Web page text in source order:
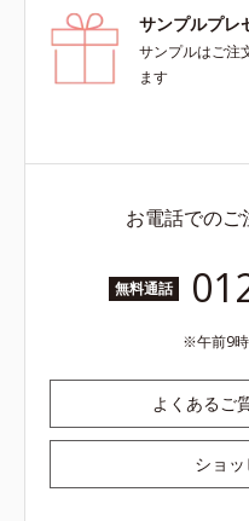
おいによる*6 メラノサイトまで*7
L-アスコルビン酸 2-グルコシド*8
L-アスコルビン酸 2-グルコシド、パ
サンプルプレ
サンプルはご注
ます
お電話での
無料通話
午前9
よくあるご
ショ